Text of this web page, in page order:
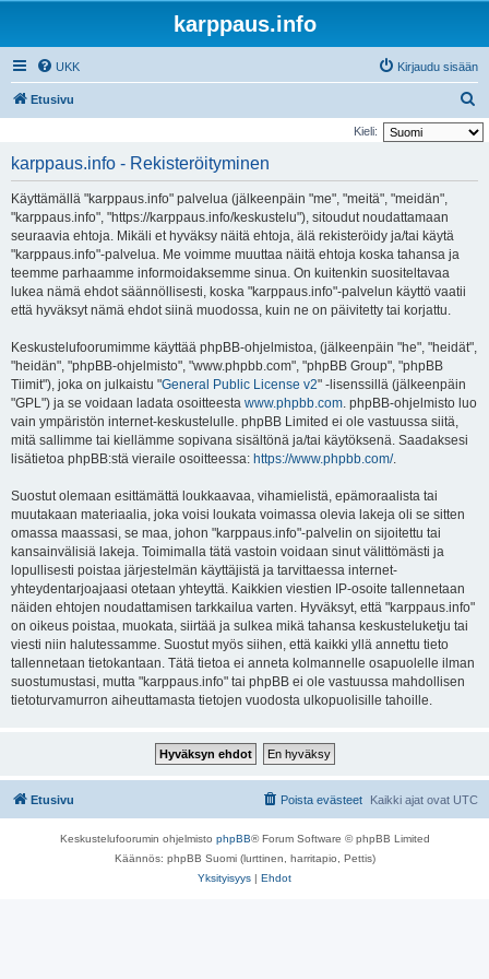
karppaus.info
UKK Kirjaudu sisään
Etusivu
t
Kieli:
karppaus.info - Rekisteröityminen
Käyttämällä "karppaus.info" palvelua (jälkeenpäin "me", "meitä", "meidän",
"karppaus.info", "https://karppaus.info/keskustelu"), sitoudut noudattamaan
seuraavia ehtoja. Mikäli et hyväksy näitä ehtoja, älä rekisteröidy ja/tai käytä
"karppaus.info"-palvelua. Me voimme muuttaa näitä ehtoja koska tahansa ja
teemme parhaamme informoidaksemme sinua. On kuitenkin suositeltavaa
lukea nämä ehdot säännöllisesti, koska "karppaus.info"-palvelun käyttö vaatii
että hyväksyt nämä ehdot siinä muodossa, kuin ne on päivitetty tai korjattu.
Keskustelufoorumimme käyttää phpBB-ohjelmistoa, (jälkeenpäin "he", "heidät",
"heidän", "phpBB-ohjelmisto", "www.phpbb.com", "phpBB Group", "phpBB
Tiimit"), joka on julkaistu "General Public License v2" -lisenssillä (jälkeenpäin
"GPL") ja se voidaan ladata osoitteesta www.phpbb.com. phpBB-ohjelmisto luo
vain ympäristön internet-keskustelulle. phpBB Limited ei ole vastuussa siitä,
mitä sallimme tai kiellämme sopivana sisältönä ja/tai käytöksenä. Saadaksesi
lisätietoa phpBB:stä vieraile osoitteessa: https://www.phpbb.com/.
Suostut olemaan esittämättä loukkaavaa, vihamielistä, epämoraalista tai
muutakaan materiaalia, joka voisi loukata voimassa olevia lakeja oli se sitten
omassa maassasi, se maa, johon "karppaus.info"-palvelin on sijoitettu tai
kansainvälisiä lakeja. Toimimalla tätä vastoin voidaan sinut välittömästi ja
lopullisesti poistaa järjestelmän käyttäjistä ja tarvittaessa internet-
yhteydentarjoajaasi otetaan yhteyttä. Kaikkien viestien IP-osoite tallennetaan
näiden ehtojen noudattamisen tarkkailua varten. Hyväksyt, että "karppaus.info"
on oikeus poistaa, muokata, siirtää ja sulkea mikä tahansa keskusteluketju tai
viesti niin halutessamme. Suostut myös siihen, että kaikki yllä annettu tieto
tallennetaan tietokantaan. Tätä tietoa ei anneta kolmannelle osapuolelle ilman
suostumustasi, mutta "karppaus.info" tai phpBB ei ole vastuussa mahdollisen
tietoturvamurron aiheuttamasta tietojen vuodosta ulkopuolisille tahoille.
Etusivu Kaikki ajat ovat UTC
Poista evästeet
Keskustelufoorumin ohjelmisto phpBB® Forum Software © phpBB Limited
Käännös: phpBB Suomi (lurttinen, harritapio, Pettis)
Yksityisyys | Ehdot